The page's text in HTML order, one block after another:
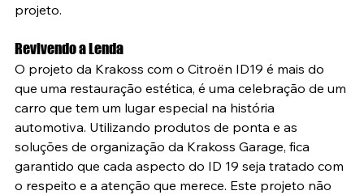
projeto.
Revivendo a Lenda
O projeto da Krakoss com o Citroën ID19 é mais do
que uma restauração estética, é uma celebração de um
carro que tem um lugar especial na história
automotiva. Utilizando produtos de ponta e as
soluções de organização da Krakoss Garage, fica
garantido que cada aspecto do ID 19 seja tratado com
o respeito e a atenção que merece. Este projeto não